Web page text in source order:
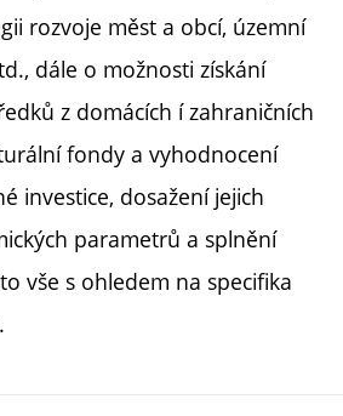
rozvoje měst a obcí, územní
dále o možnosti získání
z domácích í zahraničních
fondy a vyhodnocení
investice, dosažení jejich
parametrů a splnění
vše s ohledem na specifika